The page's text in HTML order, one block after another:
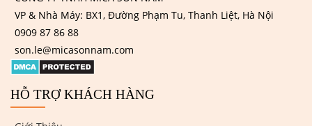
VP & Nhà Máy: BX1, Đường Phạm Tu, Thanh Liệt, Hà Nội
0909 87 86 88
son.le@micasonnam.com
HỖ TRỢ KHÁCH HÀNG